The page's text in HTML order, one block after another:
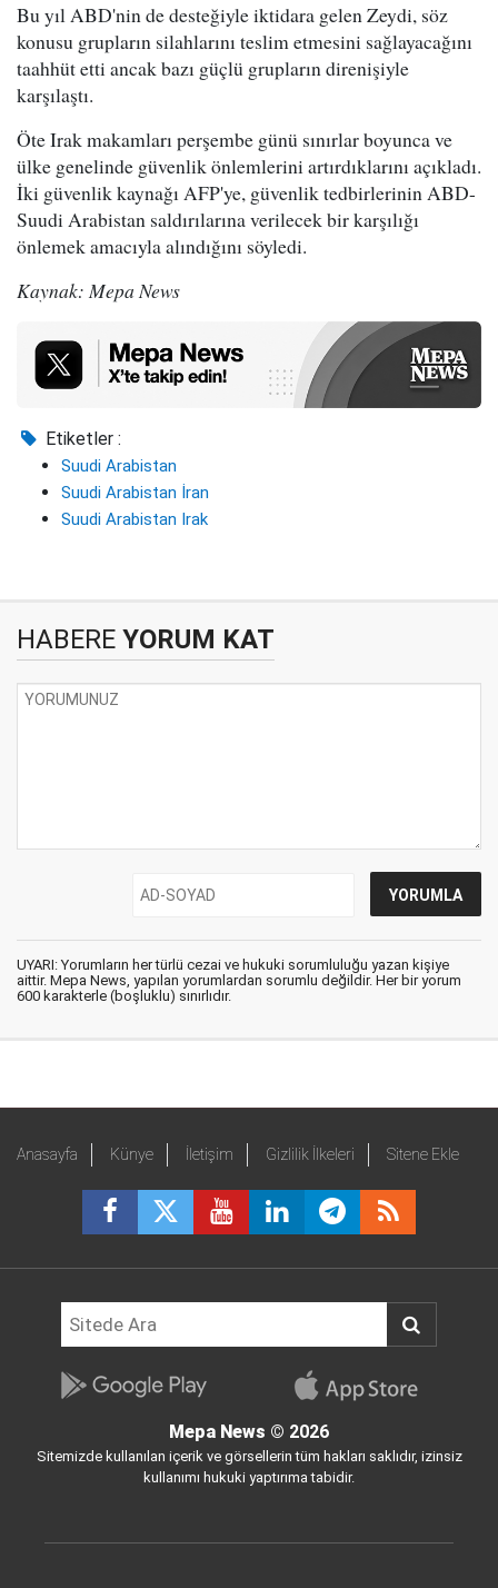
Bu yıl ABD'nin de desteğiyle iktidara gelen Zeydi, söz
konusu grupların silahlarını teslim etmesini sağlayacağını
taahhüt etti ancak bazı güçlü grupların direnişiyle
karşılaştı.
Öte Irak makamları perşembe günü sınırlar boyunca ve
ülke genelinde güvenlik önlemlerini artırdıklarını açıkladı.
İki güvenlik kaynağı AFP'ye, güvenlik tedbirlerinin ABD-
Suudi Arabistan saldırılarına verilecek bir karşılığı
önlemek amacıyla alındığını söyledi.
Kaynak: Mepa News
Etiketler :
Suudi Arabistan
Suudi Arabistan İran
Suudi Arabistan Irak
HABERE YORUM KAT
UYARI: Yorumların her türlü cezai ve hukuki sorumluluğu yazan kişiye
aittir. Mepa News, yapılan yorumlardan sorumlu değildir. Her bir yorum
600 karakterle (boşluklu) sınırlıdır.
Anasayfa Künye İletişim Gizlilik İlkeleri Sitene Ekle
Mepa News © 2026
Sitemizde kullanılan içerik ve görsellerin tüm hakları saklıdır, izinsiz
kullanımı hukuki yaptırıma tabidir.